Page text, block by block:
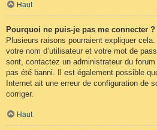
Haut
Pourquoi ne puis-je pas me connecter ?
Plusieurs raisons pourraient expliquer
votre nom d’utilisateur et votre mot de
sont, contactez un administrateur du forum
pas été banni. Il est également possible
Internet ait une erreur de configuration de
corriger.
Haut